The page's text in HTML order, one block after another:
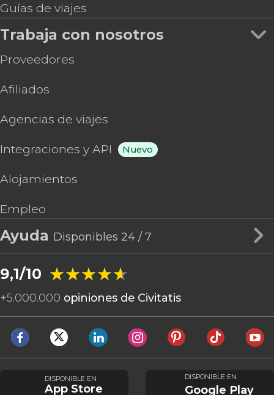
Guías de viajes
Trabaja con nosotros
Proveedores
Afiliados
Agencias de viajes
Integraciones y API Nuevo
Alojamientos
Empleo
Ayuda Disponibles 24 / 7
9,1/10 ★★★★★
★★★★★
+5.000.000 opiniones de Civitatis
DISPONIBLE EN
App Store
DISPONIBLE EN
Google Play